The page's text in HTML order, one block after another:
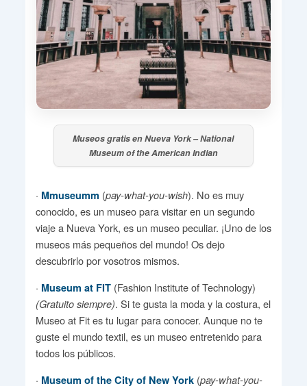
Museos gratis en Nueva York – National
Museum of the American Indian
· Mmuseumm (pay-what-you-wish). No es muy
conocido, es un museo para visitar en un segundo
viaje a Nueva York, es un museo peculiar. ¡Uno de los
museos más pequeños del mundo! Os dejo
descubrirlo por vosotros mismos.
· Museum at FIT(Fashion Institute of Technology)
(Gratuito siempre). Si te gusta la moda y la costura, el
Museo at Fit es tu lugar para conocer. Aunque no te
guste el mundo textil, es un museo entretenido para
todos los públicos.
· Museum of the City of New York(pay-what-you-